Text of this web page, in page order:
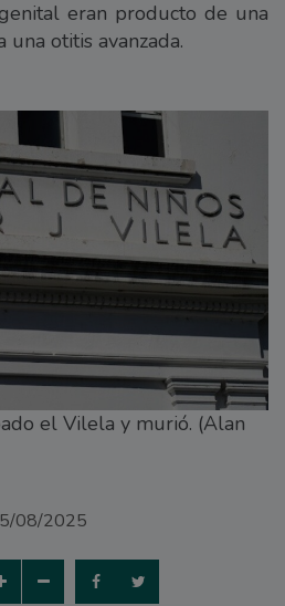
eran producto de una
otitis avanzada.
el Vilela y murió. (Alan
08/2025